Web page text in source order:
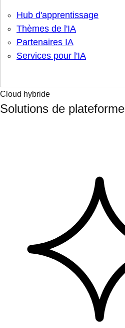
Hub d'apprentissage
Thèmes de l'IA
Partenaires IA
Services pour l'IA
Cloud hybride
Solutions de plateforme